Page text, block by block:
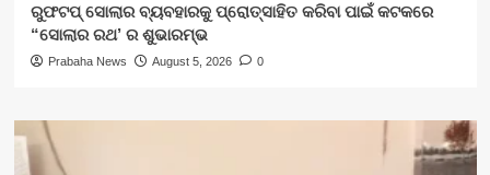
ରୁଫଟପ୍ ସୋଲାର ବ୍ୟବହାରକୁ ପ୍ରୋତ୍ସାହିତ କରିବା ପାଇଁ କଟକରେ
“ସୋଲାର ରଥ’ ର ଶୁଭାରମ୍ଭ
Prabaha News August 5, 2026 0